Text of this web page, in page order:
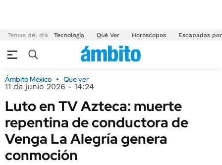
Temas del día Tecnología Qué Ver Horóscopos Escapadas
Ámbito México Que ver
11 de junio 2026 - 14:24
Luto en TV Azteca: muerte
repentina de conductora de
Venga La Alegría genera
conmoción